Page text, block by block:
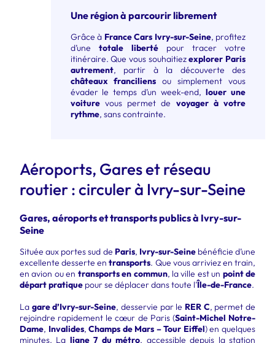
Une région à parcourir librement
Grâce à France Cars Ivry-sur-Seine, profitez
d’une totale libertépour tracer votre
itinéraire. Que vous souhaitiezexplorer Paris
autrement, partir à la découverte des
châteaux franciliens ou simplement vous
évader le temps d’un week-end,louer une
voiturevous permet de voyager à votre
rythme, sans contrainte.
Aéroports, Gares et réseau
routier : circuler à Ivry-sur-Seine
Gares, aéroports et transports publics à Ivry-sur-
Seine
Située aux portes sud de Paris, Ivry-sur-Seinebénéficie d’une
excellente desserte entransports. Que vous arriviez en train,
en avion ou en transports en commun, la ville est un point de
départ pratique pour se déplacer dans toute l’Île-de-France.
La gare d’Ivry-sur-Seine, desservie par le RER C, permet de
rejoindre rapidement le cœur de Paris (Saint-Michel Notre-
Dame, Invalides,Champs de Mars – Tour Eiffel) en quelques
minutes. La ligne 7 du métro, accessible depuis la station